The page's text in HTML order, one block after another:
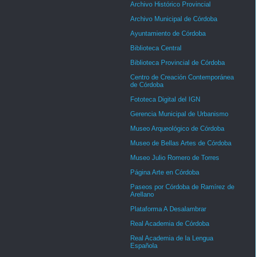
Archivo Histórico Provincial
Archivo Municipal de Córdoba
Ayuntamiento de Córdoba
Biblioteca Central
Biblioteca Provincial de Córdoba
Centro de Creación Contemporánea
de Córdoba
Fototeca Digital del IGN
Gerencia Municipal de Urbanismo
Museo Arqueológico de Córdoba
Museo de Bellas Artes de Córdoba
Museo Julio Romero de Torres
Página Arte en Córdoba
Paseos por Córdoba de Ramírez de
Arellano
Plataforma A Desalambrar
Real Academia de Córdoba
Real Academia de la Lengua
Española